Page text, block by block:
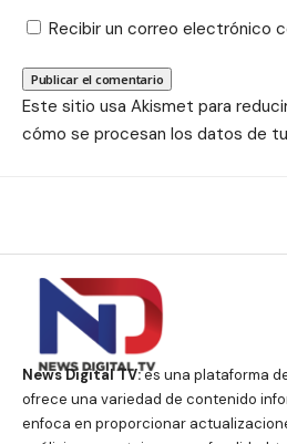
Recibir un correo electrónico
Este sitio usa Akismet para
cómo se procesan los datos de
News Digital TV:es una plataforma
ofrece una variedad de contenido
enfoca en proporcionar